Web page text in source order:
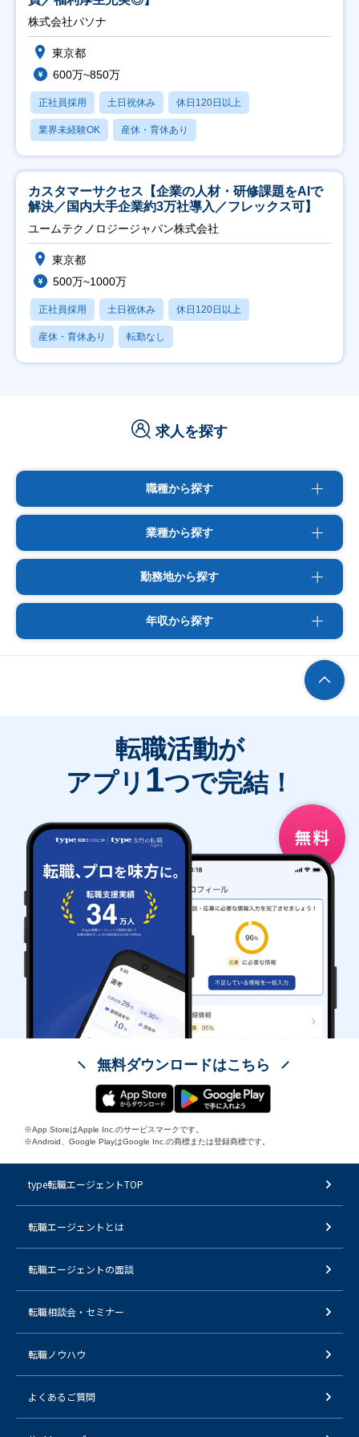
株式会社パソナ
東京都
600万~850万
正社員採用 土日祝休み 休日120日以上
業界未経験OK 産休・育休あり
カスタマーサクセス【企業の人材・研修課題をAIで
解決／国内大手企業約3万社導入／フレックス可】
ユームテクノロジージャパン株式会社
東京都
500万~1000万
正社員採用 土日祝休み 休日120日以上
産休・育休あり 転勤なし
求人を探す
職種から探す
業種から探す
勤務地から探す
年収から探す
転職活動が
アプリ 1つで完結！
無料ダウンロードはこちら
※App StoreはApple Inc.のサービスマークです。
※Android、Google PlayはGoogle Inc.の商標または登録商標です。
type転職エージェントTOP
転職エージェントとは
転職エージェントの面談
転職相談会・セミナー
転職ノウハウ
よくあるご質問